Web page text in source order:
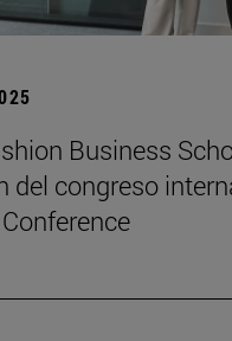
Business
del congreso